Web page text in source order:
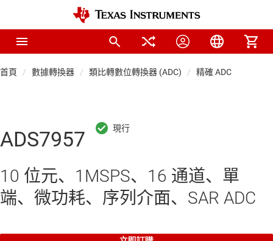
首頁 數據轉換器 類比轉數位轉換器 (ADC) 精確 ADC
ADS7957
10 位元、1MSPS、16 通道、單
端、微功耗、序列介面、SAR ADC